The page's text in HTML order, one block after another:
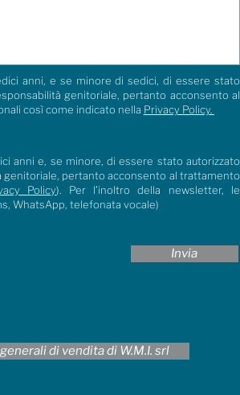
anni, e se minore di sedici, di essere stato
genitoriale, pertanto acconsento al
così come indicato nella Privacy Policy.
anni e, se minore, di essere stato autorizzato
genitoriale, pertanto acconsento al trattamento
Policy). Per l’inoltro della newsletter, le
WhatsApp, telefonata vocale)
Invia
di vendita di W.M.I. srl